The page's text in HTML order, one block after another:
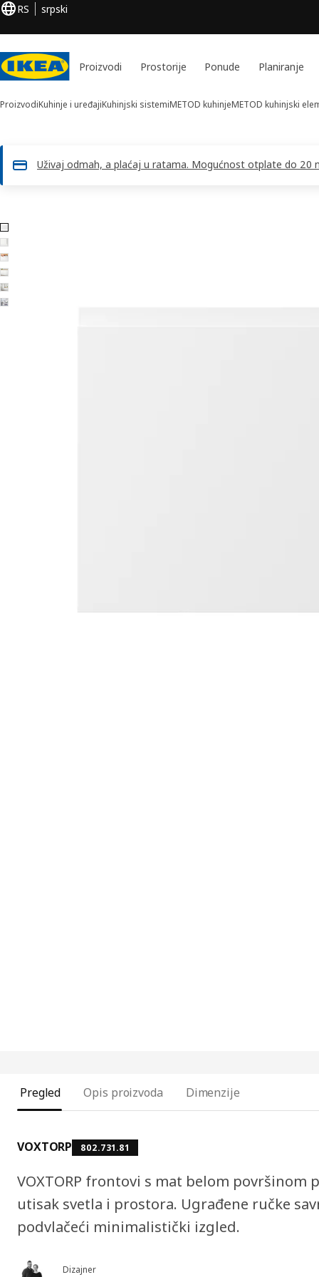
RS srpski
Proizvodi Prostorije Ponude Planiranje
ProizvodiKuhinje i uređajiKuhinjski sistemiMETOD kuhinjeMETOD kuhinjski
Uživaj odmah, a plaćaj u ratama. Mogućnost otplate do 20
6 VOXTORP slika
slike
Pregled Opis proizvoda Dimenzije
VOXTORP 802.731.81
VOXTORP frontovi s mat belom površinom
utisak svetla i prostora. Ugrađene ručke
podvlačeći minimalistički izgled.
Dizajner